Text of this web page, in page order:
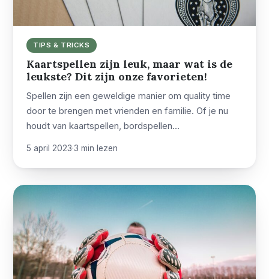
TIPS & TRICKS
Kaartspellen zijn leuk, maar wat is de
leukste? Dit zijn onze favorieten!
Spellen zijn een geweldige manier om quality time
door te brengen met vrienden en familie. Of je nu
houdt van kaartspellen, bordspellen…
5 april 2023·3 min lezen